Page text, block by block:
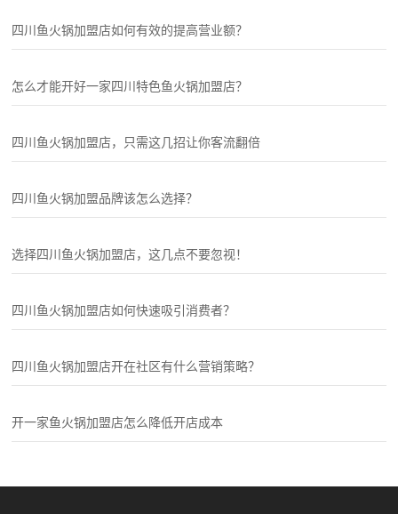
四川鱼火锅加盟店如何有效的提高营业额？
怎么才能开好一家四川特色鱼火锅加盟店？
四川鱼火锅加盟店，只需这几招让你客流翻倍
四川鱼火锅加盟品牌该怎么选择？
选择四川鱼火锅加盟店，这几点不要忽视！
四川鱼火锅加盟店如何快速吸引消费者？
四川鱼火锅加盟店开在社区有什么营销策略？
开一家鱼火锅加盟店怎么降低开店成本